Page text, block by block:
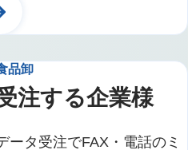
品卸
注する企業様
ータ受注でFAX・電話のミ